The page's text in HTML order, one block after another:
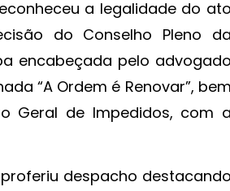
a legalidade do
do Conselho Pleno
encabeçada pelo
“A Ordem é Renovar”,
Geral de Impedidos, com
despacho